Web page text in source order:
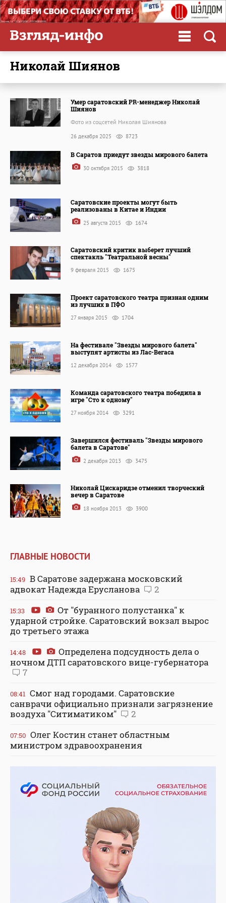
Николай Шиянов
Умер саратовский PR-менеджер Николай
Шиянов
Фото из соцсетей Николая Шиянова
26 декабря 2025 8723
В Саратов приедут звезды мирового балета
30 октября 2015 3818
Саратовские проекты могут быть
реализованы в Китае и Индии
25 августа 2015 1674
Саратовский критик выберет лучший
спектакль "Театральной весны"
9 февраля 2015 1675
Проект саратовского театра признан одним
из лучших в ПФО
27 января 2015 1704
На фестивале "Звезды мирового балета"
выступят артисты из Лас-Вегаса
12 декабря 2014 1577
Команда саратовского театра победила в
игре "Сто к одному"
27 ноября 2014 3291
Завершился фестиваль "Звезды мирового
балета в Саратове"
2 декабря 2013 3475
Николай Цискаридзе отменил творческий
вечер в Саратове
18 ноября 2013 3900
ГЛАВНЫЕ НОВОСТИ
15:49 В Саратове задержана московский
адвокат Надежда Ерусланова
2
15:33
От "буранного полустанка" к
ударной стройке. Саратовский вокзал вырос
до третьего этажа
14:48
Определена подсудность дела о
ночном ДТП саратовского вице-губернатора
7
08:41 Смог над городами. Саратовские
санврачи официально признали загрязнение
воздуха "Ситиматиком"
2
07:50 Олег Костин станет областным
министром здравоохранения